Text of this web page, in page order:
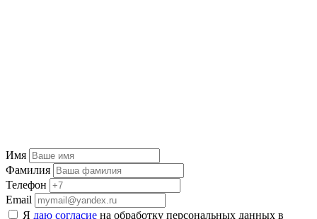
Имя
Фамилия
Телефон
Email
Я даю согласие на обработку персональных данных в